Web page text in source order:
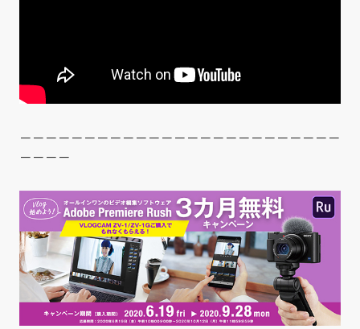
－－－－－－－－－－－－－－－－－－－－－－－－－
－－－－